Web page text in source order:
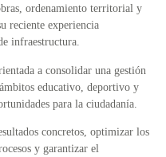
ordenamiento territorial y
reciente experiencia
infraestructura.
a consolidar una gestión
educativo, deportivo y
para la ciudadanía.
concretos, optimizar los
y garantizar el